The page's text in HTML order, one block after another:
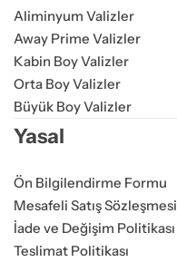
Aliminyum Valizler
Away Prime Valizler
Kabin Boy Valizler
Orta Boy Valizler
Büyük Boy Valizler
Yasal
Ön Bilgilendirme Formu
Mesafeli Satış Sözleşmesi
İade ve Değişim Politikası
Teslimat Politikası